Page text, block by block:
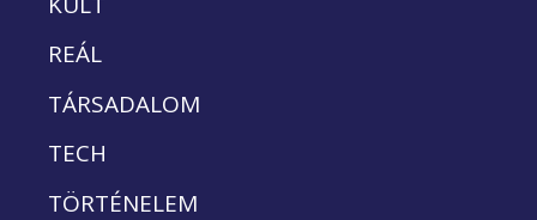
REÁL
TÁRSADALOM
TECH
TÖRTÉNELEM